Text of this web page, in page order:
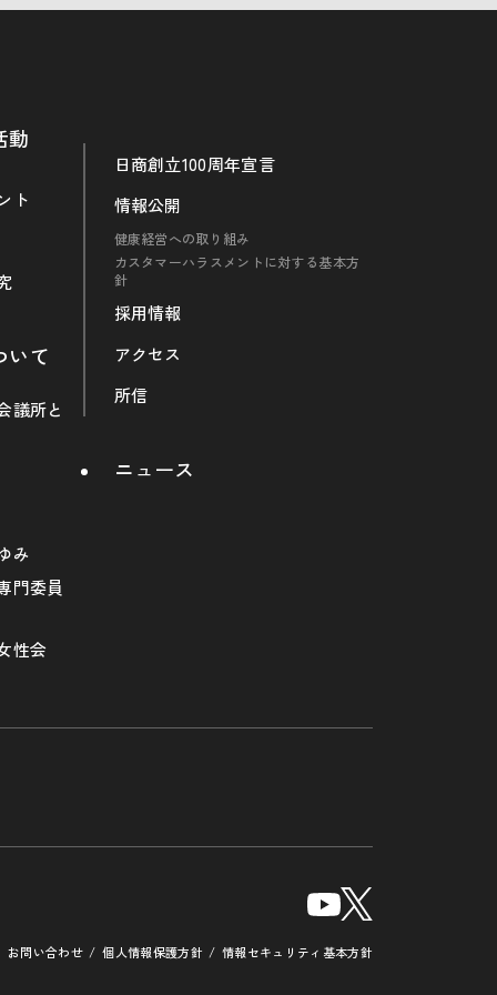
動
ト
いて
議所と
み
門委員
性会
日商創立100周年宣言
情報公開
健康経営への取り組み
カスタマーハラスメントに対する基本方
針
採用情報
アクセス
所信
ニュース
お問い合わせ 個人情報保護方針 情報セキュリティ基本方針